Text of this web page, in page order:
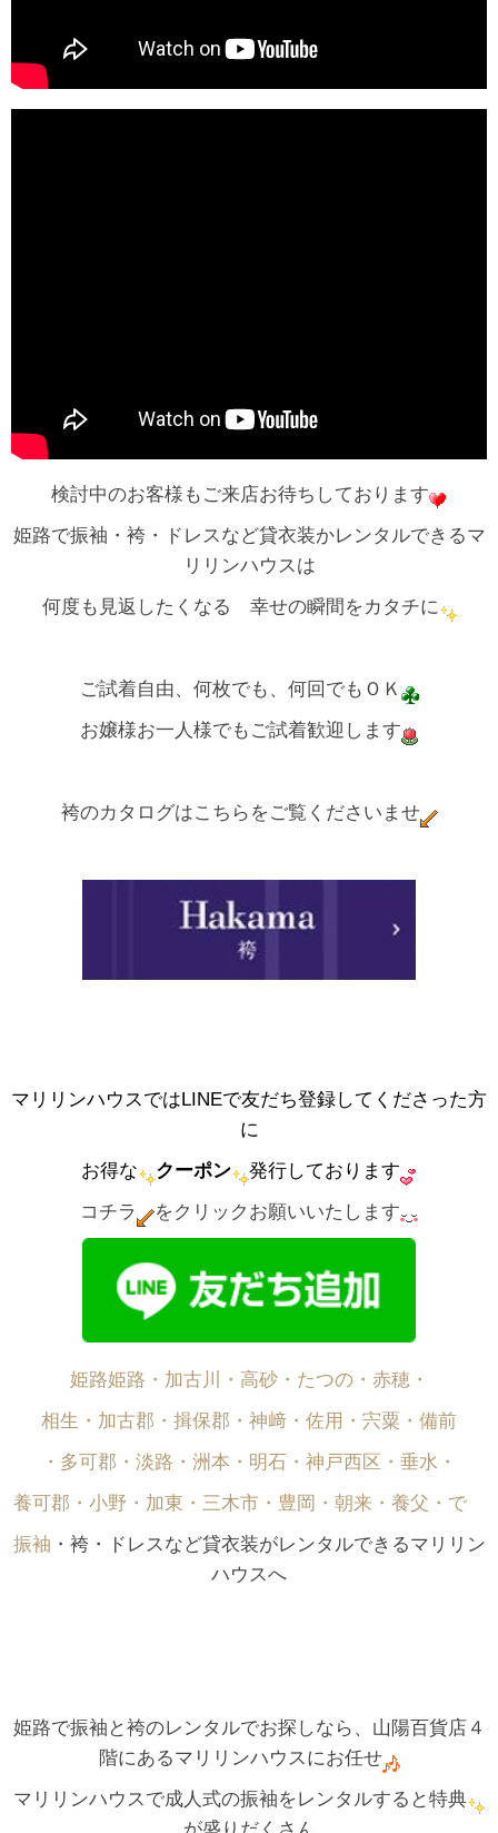
検討中のお客様もご来店お待ちしております
姫路で振袖・袴・ドレスなど貸衣装かレンタルできるマ
リリンハウスは
何度も見返したくなる 幸せの瞬間をカタチに
ご試着自由、何枚でも、何回でもＯＫ
お嬢様お一人様でもご試着歓迎します
袴のカタログはこちらをご覧くださいませ
マリリンハウスではLINEで友だち登録してくださった方
に
お得な
クーポン
発行しております
コチラ
をクリックお願いいたします
姫路姫路・加古川・高砂・たつの・赤穂・
相生・加古郡・揖保郡・神﨑・佐用・宍粟・備前
・多可郡・淡路・洲本・明石・神戸西区・垂水・
養可郡・小野・加東・三木市・豊岡・朝来・養父・で゙
振袖 ・袴・ドレスなど貸衣装がレンタルできるマリリン
ハウスへ
姫路で振袖と袴のレンタルでお探しなら、山陽百貨店４
階にあるマリリンハウスにお任せ
マリリンハウスで成人式の振袖をレンタルすると特典
が盛りだくさん